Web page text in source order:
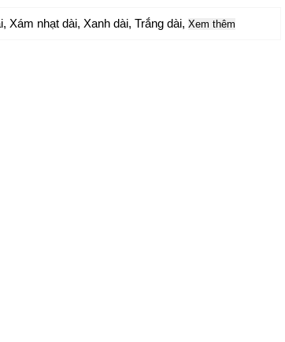
, Xám nhạt dài, Xanh dài, Trắng dài, Xem thêm